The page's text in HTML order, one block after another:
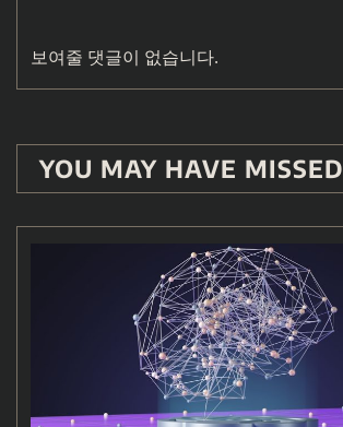
보여줄 댓글이 없습니다.
YOU MAY HAVE MISSED